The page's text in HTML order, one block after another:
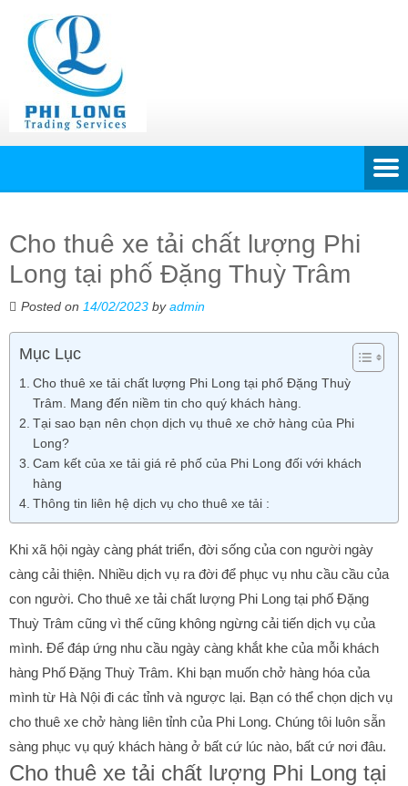
Cho thuê xe tải chất lượng Phi
Long tại phố Đặng Thuỳ Trâm
Posted on 14/02/2023 byadmin
Mục Lục
Cho thuê xe tải chất lượng Phi Long tại phố Đặng Thuỳ
Trâm. Mang đến niềm tin cho quý khách hàng.
Tại sao bạn nên chọn dịch vụ thuê xe chở hàng của Phi
Long?
Cam kết của xe tải giá rẻ phố của Phi Long đối với khách
hàng
Thông tin liên hệ dịch vụ cho thuê xe tải :
Khi xã hội ngày càng phát triển, đời sống của con người ngày
càng cải thiện. Nhiều dịch vụ ra đời để phục vụ nhu cầu cầu của
con người. Cho thuê xe tải chất lượng Phi Long tại phố Đặng
Thuỳ Trâm cũng vì thế cũng không ngừng cải tiến dịch vụ của
mình. Để đáp ứng nhu cầu ngày càng khắt khe của mỗi khách
hàng Phố Đặng Thuỳ Trâm. Khi bạn muốn chở hàng hóa của
mình từ Hà Nội đi các tỉnh và ngược lại. Bạn có thể chọn dịch vụ
cho thuê xe chở hàng liên tỉnh của Phi Long. Chúng tôi luôn sẵn
sàng phục vụ quý khách hàng ở bất cứ lúc nào, bất cứ nơi đâu.
Cho thuê xe tải chất lượng Phi Long tại